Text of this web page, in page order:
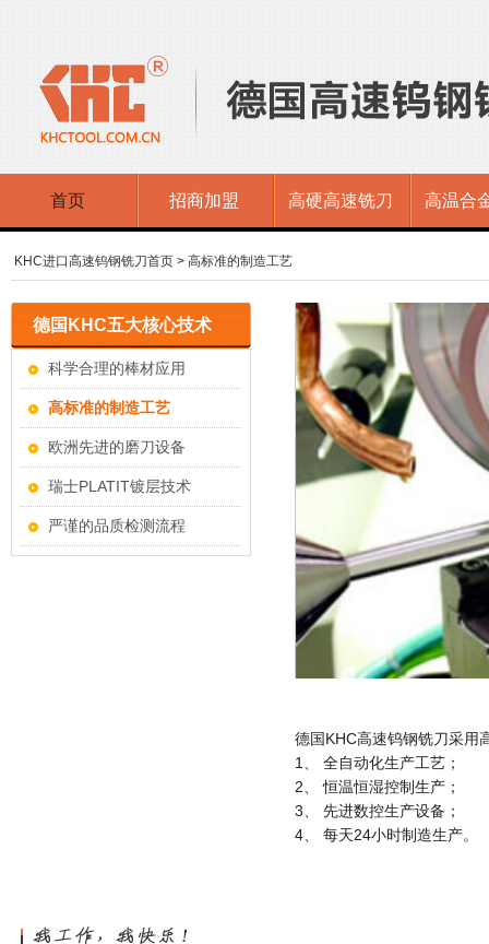
首页 招商加盟 高硬高速铣刀 高温合
KHC进口高速钨钢铣刀首页 > 高标准的制造工艺
德国KHC高速钨钢铣刀采用
1、 全自动化生产工艺；
2、 恒温恒湿控制生产；
3、 先进数控生产设备；
4、 每天24小时制造生产。
德国KHC五大核心技术
科学合理的棒材应用
高标准的制造工艺
欧洲先进的磨刀设备
瑞士PLATIT镀层技术
严谨的品质检测流程